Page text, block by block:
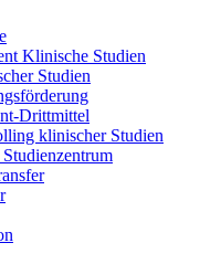
Klinische Studien
Studien
Drittmittel
klinischer Studien